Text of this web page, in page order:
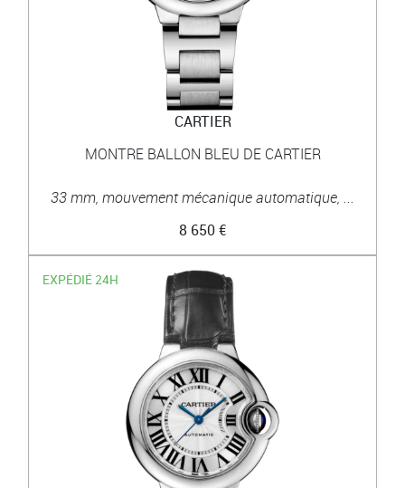
CARTIER
MONTRE BALLON BLEU DE CARTIER
33 mm, mouvement mécanique automatique, ...
8 650 €
EXPÉDIÉ 24H